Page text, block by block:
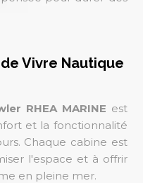
Vivre Nautique
RHEA MARINE est
et la fonctionnalité
Chaque cabine est
l'espace et à offrir
en pleine mer.